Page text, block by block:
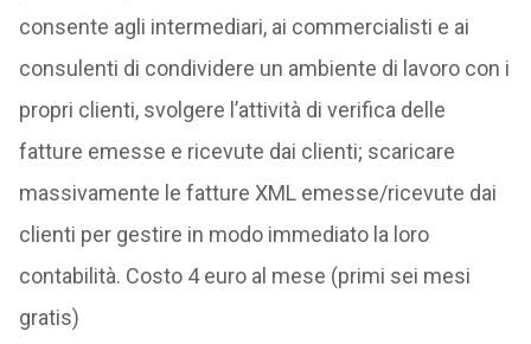
consente agli intermediari, ai commercialisti e ai
consulenti di condividere un ambiente di lavoro con i
propri clienti, svolgere l’attività di verifica delle
fatture emesse e ricevute dai clienti; scaricare
massivamente le fatture XML emesse/ricevute dai
clienti per gestire in modo immediato la loro
contabilità. Costo 4 euro al mese (primi sei mesi
gratis)